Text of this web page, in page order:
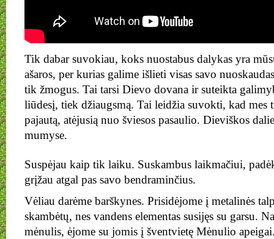
Tik dabar suvokiau, koks nuostabus dalykas yra
ašaros, per kurias galime išlieti visas savo
tik žmogus. Tai tarsi Dievo dovana ir suteikta
liūdesį, tiek džiaugsmą. Tai leidžia suvokti, kad mes
pajautą, atėjusią nuo šviesos pasaulio. Dieviškos
mumyse.
Suspėjau kaip tik laiku. Suskambus laikmačiui,
grįžau atgal pas savo bendraminčius.
Vėliau darėme barškynes. Prisidėjome į metalinės
skambėtų, nes vandens elementas susijęs su garsu.
mėnulis, ėjome su jomis į šventvietę Mėnulio